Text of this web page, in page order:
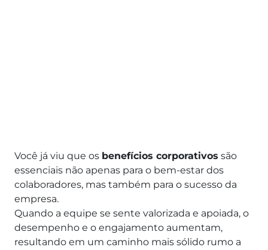
Você já viu que os benefícios corporativos são
essenciais não apenas para o bem-estar dos
colaboradores, mas também para o sucesso da
empresa.
Quando a equipe se sente valorizada e apoiada, o
desempenho e o engajamento aumentam,
resultando em um caminho mais sólido rumo a